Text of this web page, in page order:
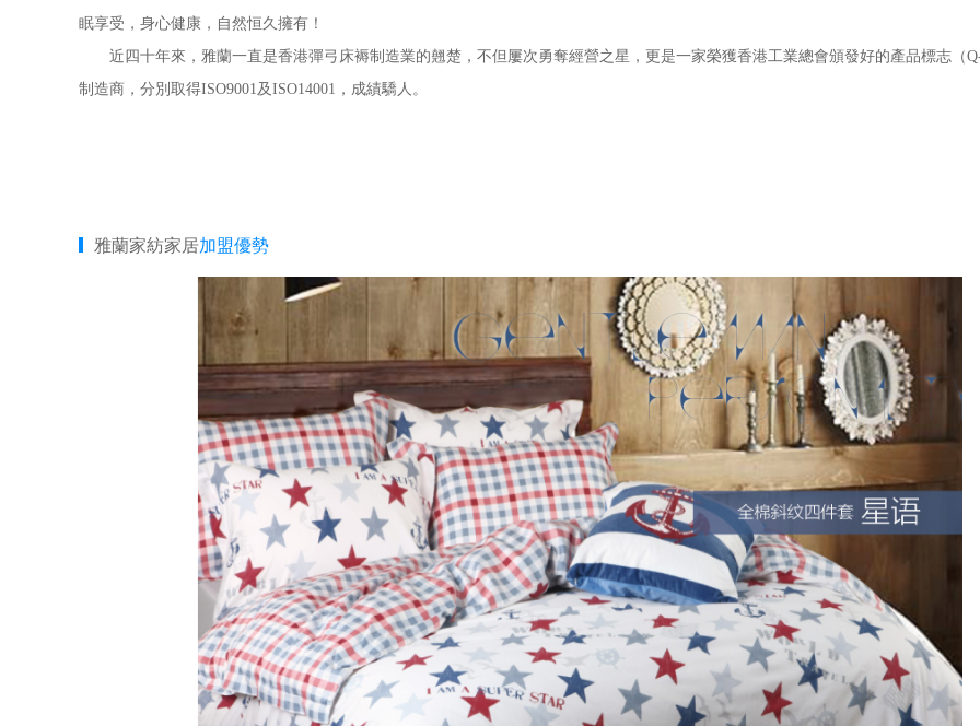
眠享受，身心健康，自然恒久擁有！
近四十年來，雅蘭一直是香港彈弓床褥制造業的翹楚，不但屢次勇奪經營之星，更是一家榮獲香港工業總會頒發好的產品標志（
制造商，分別取得ISO9001及ISO14001，成績驕人。
雅蘭家紡家居加盟優勢